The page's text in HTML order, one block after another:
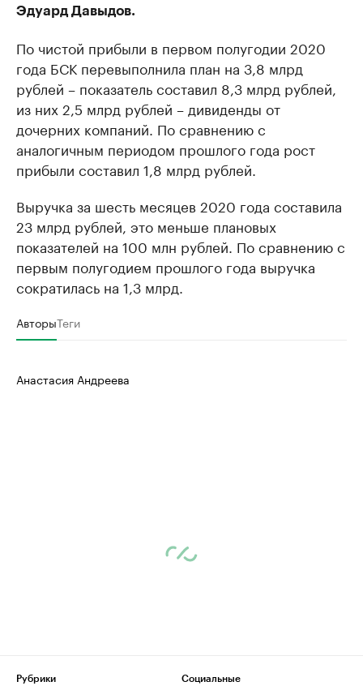
Эдуард Давыдов.
По чистой прибыли в первом полугодии 2020
года БСК перевыполнила план на 3,8 млрд
рублей – показатель составил 8,3 млрд рублей,
из них 2,5 млрд рублей – дивиденды от
дочерних компаний. По сравнению с
аналогичным периодом прошлого года рост
прибыли составил 1,8 млрд рублей.
Выручка за шесть месяцев 2020 года составила
23 млрд рублей, это меньше плановых
показателей на 100 млн рублей. По сравнению с
первым полугодием прошлого года выручка
сократилась на 1,3 млрд.
АвторыТеги
Анастасия Андреева
Рубрики
Социальные